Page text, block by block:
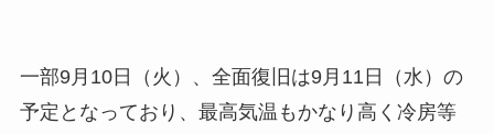
一部9月10日（火）、全面復旧は9月11日（水）の
予定となっており、最高気温もかなり高く冷房等